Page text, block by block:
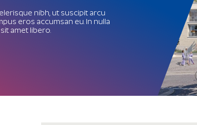
nibh, ut suscipit arcu
eros accumsan eu. In nulla
amet libero.